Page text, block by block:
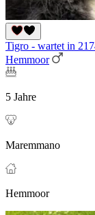
Tigro - wartet in
Hemmoor
5 Jahre
Maremmano
Hemmoor